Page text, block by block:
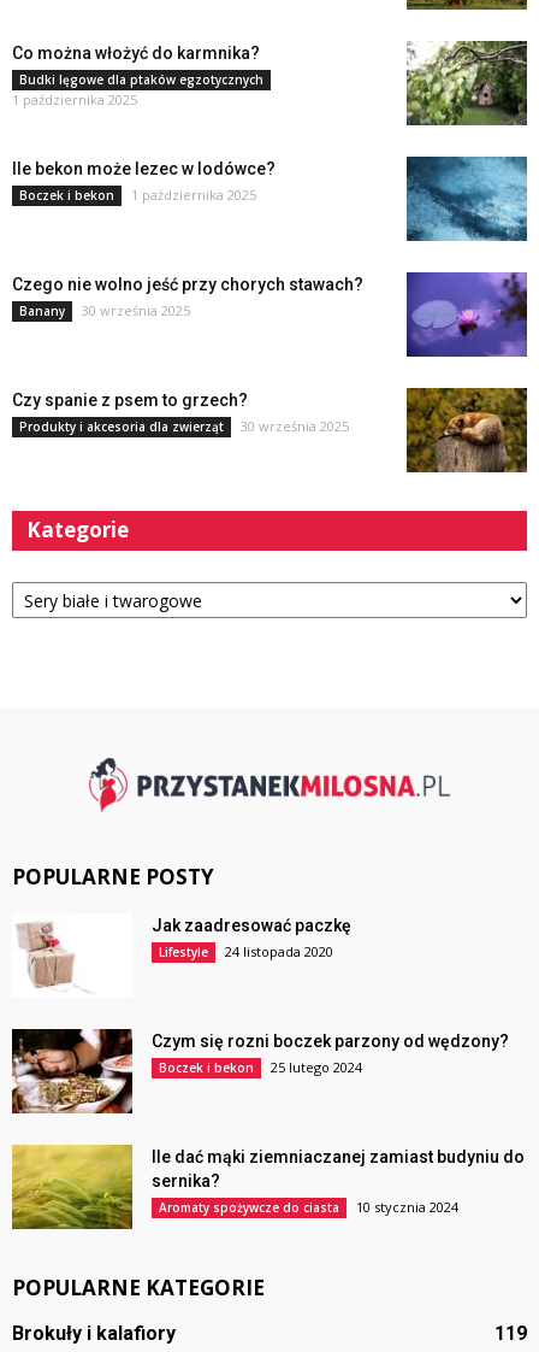
Co można włożyć do karmnika?
Budki lęgowe dla ptaków egzotycznych
1 października 2025
Ile bekon może lezec w lodówce?
Boczek i bekon 1 października 2025
Czego nie wolno jeść przy chorych stawach?
Banany 30 września 2025
Czy spanie z psem to grzech?
Produkty i akcesoria dla zwierząt 30 września 2025
Kategorie
Kategorie
POPULARNE POSTY
Jak zaadresować paczkę
Lifestyle 24 listopada 2020
Czym się rozni boczek parzony od wędzony?
Boczek i bekon 25 lutego 2024
Ile dać mąki ziemniaczanej zamiast budyniu do
sernika?
Aromaty spożywcze do ciasta 10 stycznia 2024
POPULARNE KATEGORIE
Brokuły i kalafiory 119